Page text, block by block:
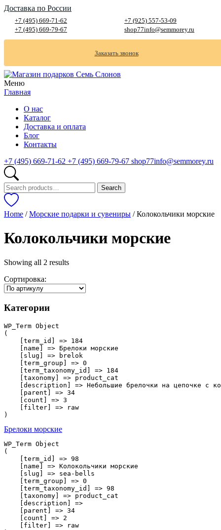
Доставка по России
+7 (495) 669-71-62
+7 (495) 669-79-67
+7 (925) 557-53-09
shop77info@semmorey.ru
Заказать звонок
Меню
Главная
О нас
Каталог
Доставка и оплата
Блог
Контакты
+7 (495) 669-71-62 +7 (495) 669-79-67 shop77info@semmorey.ru
Search
for:
Search
Home /Морские подарки и сувениры / Колокольчики морские
Колокольчики морские
Showing all 2 results
Сортировка:
Категории
WP_Term Object
(
    [term_id] => 184
    [name] => Брелоки морские
    [slug] => brelok
    [term_group] => 0
    [term_taxonomy_id] => 184
    [taxonomy] => product_cat
[description] => Небольшие брелочки на цепочке с
    [parent] => 34
    [count] => 3
    [filter] => raw
Брелоки морские
WP_Term Object
(
    [term_id] => 98
    [name] => Колокольчики морские
    [slug] => sea-bells
    [term_group] => 0
    [term_taxonomy_id] => 98
    [taxonomy] => product_cat
    [description] =>
    [parent] => 34
    [count] => 2
    [filter] => raw